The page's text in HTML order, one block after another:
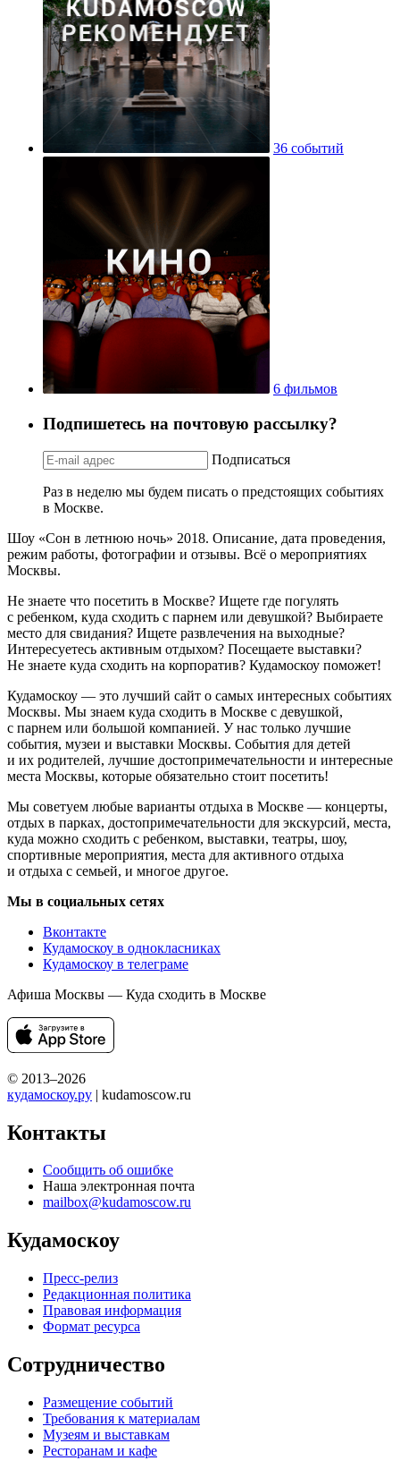
36 событий
6 фильмов
Подпишетесь на почтовую рассылку?
Подписаться
Раз в неделю мы будем писать о предстоящих событиях
в Москве.
Шоу «Сон в летнюю ночь» 2018. Описание, дата проведения,
режим работы, фотографии и отзывы. Всё о мероприятиях
Москвы.
Не знаете что посетить в Москве? Ищете где погулять
с ребенком, куда сходить с парнем или девушкой? Выбираете
место для свидания? Ищете развлечения на выходные?
Интересуетесь активным отдыхом? Посещаете выставки?
Не знаете куда сходить на корпоратив? Кудамоскоу поможет!
Кудамоскоу — это лучший сайт о самых интересных событиях
Москвы. Мы знаем куда сходить в Москве с девушкой,
с парнем или большой компанией. У нас только лучшие
события, музеи и выставки Москвы. События для детей
и их родителей, лучшие достопримечательности и интересные
места Москвы, которые обязательно стоит посетить!
Мы советуем любые варианты отдыха в Москве — концерты,
отдых в парках, достопримечательности для экскурсий, места,
куда можно сходить с ребенком, выставки, театры, шоу,
спортивные мероприятия, места для активного отдыха
и отдыха с семьей, и многое другое.
Мы в социальных сетях
Вконтакте
Кудамоскоу в однокласниках
Кудамоскоу в телеграме
Афиша Москвы — Куда сходить в Москве
© 2013–2026
кудамоскоу.ру | kudamoscow.ru
Контакты
Сообщить об ошибке
Наша электронная почта
mailbox@kudamoscow.ru
Кудамоскоу
Пресс-релиз
Редакционная политика
Правовая информация
Формат ресурса
Сотрудничество
Размещение событий
Требования к материалам
Музеям и выставкам
Ресторанам и кафе